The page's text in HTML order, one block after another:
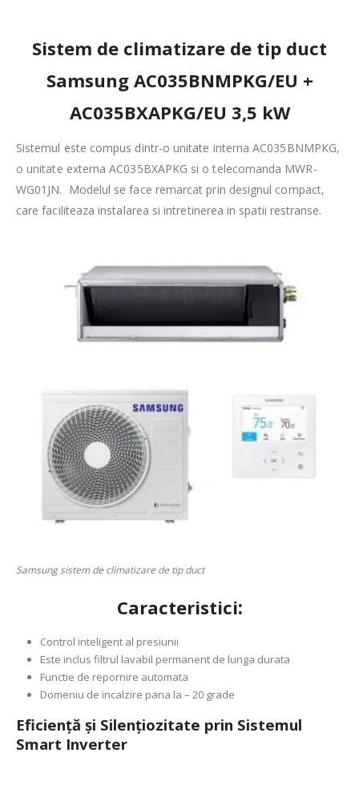
Sistem de climatizare de tip duct
Samsung AC035BNMPKG/EU +
AC035BXAPKG/EU 3,5 kW
Sistemul este compus dintr-o unitate interna AC035BNMPKG,
o unitate externa AC035BXAPKG si o telecomanda MWR-
WG01JN. Modelul se face remarcat prin designul compact,
care faciliteaza instalarea si intretinerea in spatii restranse.
Samsung sistem de climatizare de tip duct
Caracteristici:
Control inteligent al presiunii
Este inclus filtrul lavabil permanent de lunga durata
Functie de repornire automata
Domeniu de incalzire pana la – 20 grade
Eficiență și Silențiozitate prin Sistemul
Smart Inverter